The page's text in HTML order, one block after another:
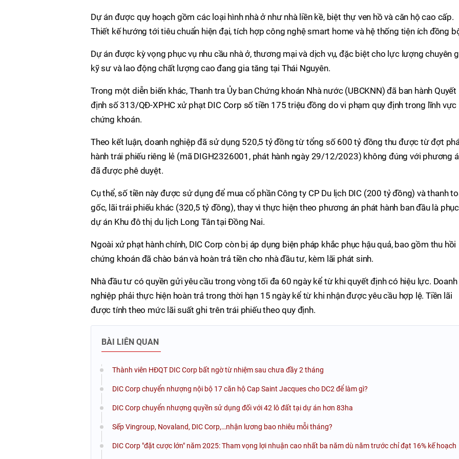
Dự án được quy hoạch gồm các loại hình nhà ở như nhà liền kề, biệt thự ven hồ và căn hộ cao cấp.
Thiết kế hướng tới tiêu chuẩn hiện đại, tích hợp công nghệ smart home và hệ thống tiện ích đồng
Dự án được kỳ vọng phục vụ nhu cầu nhà ở, thương mại và dịch vụ, đặc biệt cho lực lượng chuyên
kỹ sư và lao động chất lượng cao đang gia tăng tại Thái Nguyên.
Trong một diễn biến khác, Thanh tra Ủy ban Chứng khoán Nhà nước (UBCKNN) đã ban hành Quyết
định số 313/QĐ-XPHC xử phạt DIC Corp số tiền 175 triệu đồng do vi phạm quy định trong lĩnh vực
chứng khoán.
Theo kết luận, doanh nghiệp đã sử dụng 520,5 tỷ đồng từ tổng số 600 tỷ đồng thu được từ đợt
hành trái phiếu riêng lẻ (mã DIGH2326001, phát hành ngày 29/12/2023) không đúng với phương
đã được phê duyệt.
Cụ thể, số tiền này được sử dụng để mua cổ phần Công ty CP Du lịch DIC (200 tỷ đồng) và thanh
gốc, lãi trái phiếu khác (320,5 tỷ đồng), thay vì thực hiện theo phương án phát hành ban đầu là
dự án Khu đô thị du lịch Long Tân tại Đồng Nai.
Ngoài xử phạt hành chính, DIC Corp còn bị áp dụng biện pháp khắc phục hậu quả, bao gồm thu hồi
chứng khoán đã chào bán và hoàn trả tiền cho nhà đầu tư, kèm lãi phát sinh.
Nhà đầu tư có quyền gửi yêu cầu trong vòng tối đa 60 ngày kể từ khi quyết định có hiệu lực. Doanh
nghiệp phải thực hiện hoàn trả trong thời hạn 15 ngày kể từ khi nhận được yêu cầu hợp lệ. Tiền lãi
được tính theo mức lãi suất ghi trên trái phiếu theo quy định.
BÀI LIÊN QUAN
Thành viên HĐQT DIC Corp bất ngờ từ nhiệm sau chưa đầy 2 tháng
DIC Corp chuyển nhượng nội bộ 17 căn hộ Cap Saint Jacques cho DC2 để làm gì?
DIC Corp chuyển nhượng quyền sử dụng đối với 42 lô đất tại dự án hơn 83ha
Sếp Vingroup, Novaland, DIC Corp,…nhận lương bao nhiêu mỗi tháng?
DIC Corp "đặt cược lớn" năm 2025: Tham vọng lợi nhuận cao nhất ba năm dù năm trước chỉ đạt 16% kế hoạch